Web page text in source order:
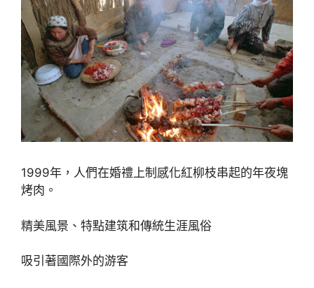
1999年，人們在婚禮上制感化紅柳枝串起的年夜塊
烤肉。
精美風景、特點建筑和傳統生涯風俗
吸引著國際外的游客